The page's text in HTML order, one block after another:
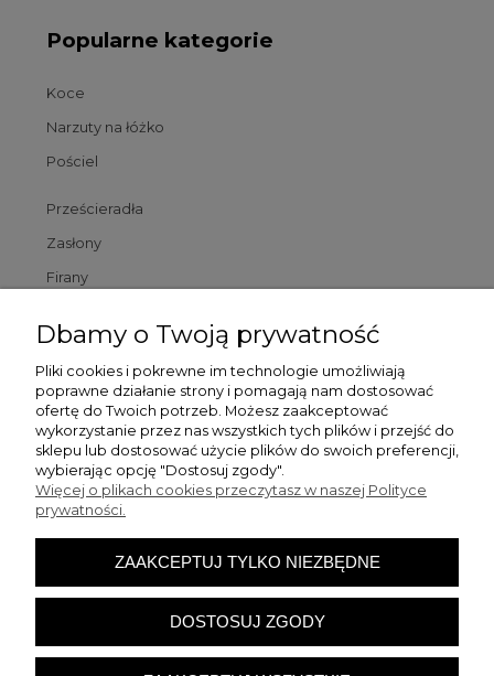
Popularne kategorie
Koce
Narzuty na łóżko
Pościel
Prześcieradła
Zasłony
Firany
Poszewki
Dywaniki łazienkowe
Pomoc
Moje konto
O firmie
Dbamy o Twoją prywatność
Pliki cookies i pokrewne im technologie umożliwiają
poprawne działanie strony i pomagają nam dostosować
ofertę do Twoich potrzeb. Możesz zaakceptować
wykorzystanie przez nas wszystkich tych plików i przejść do
sklepu lub dostosować użycie plików do swoich preferencji,
wybierając opcję "Dostosuj zgody".
Więcej o plikach cookies przeczytasz w naszej Polityce
prywatności.
ZAAKCEPTUJ TYLKO NIEZBĘDNE
DOSTOSUJ ZGODY